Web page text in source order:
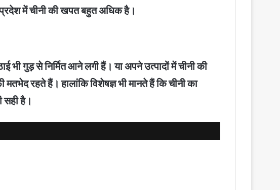
प्रदेश में चीनी की खपत बहुत अधिक है।
गुड़ से निर्मित आने लगी हैं। या अपने उत्पादों में चीनी की
रहते हैं। हालांकि विशेषज्ञ भी मानते हैं कि चीनी का
सही है।